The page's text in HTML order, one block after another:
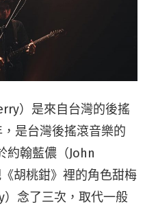
）是來自台灣的後搖
是台灣後搖滾音樂的
約翰藍儂（John
胡桃鉗》裡的角色甜梅
念了三次，取代一般